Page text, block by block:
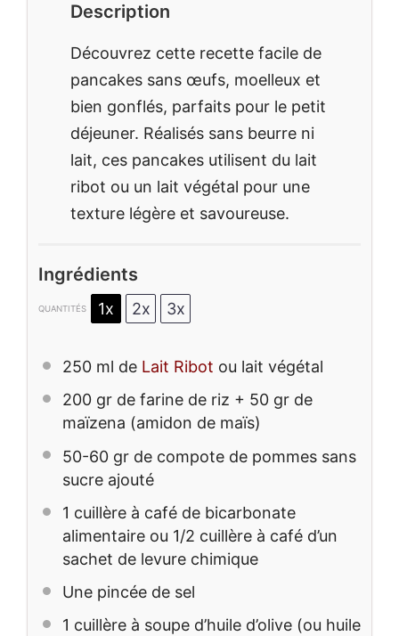
Description
Découvrez cette recette facile de
pancakes sans œufs, moelleux et
bien gonflés, parfaits pour le petit
déjeuner. Réalisés sans beurre ni
lait, ces pancakes utilisent du lait
ribot ou un lait végétal pour une
texture légère et savoureuse.
Ingrédients
QUANTITÉS 1x 2x 3x
250 ml de Lait Ribot ou lait végétal
200 gr de farine de riz + 50 gr de
maïzena (amidon de maïs)
50-60 gr de compote de pommes sans
sucre ajouté
1 cuillère à café de bicarbonate
alimentaire ou 1/2 cuillère à café d’un
sachet de levure chimique
Une pincée de sel
1 cuillère à soupe d’huile d’olive (ou huile